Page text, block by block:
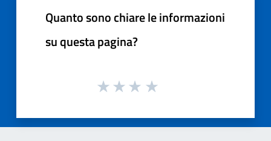
Quanto sono chiare le informazioni
su questa pagina?